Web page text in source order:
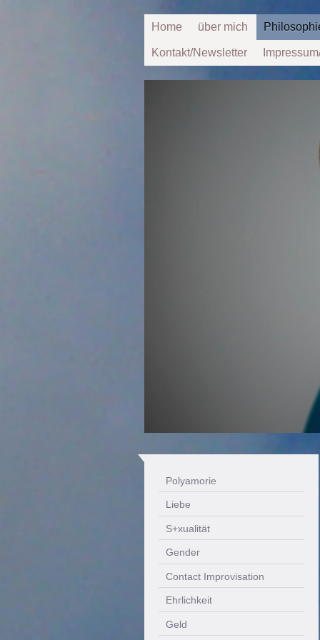
Home über mich
Kontakt/Newsletter
Polyamorie
Liebe
S+xualität
Gender
Contact Improvisation
Ehrlichkeit
Geld